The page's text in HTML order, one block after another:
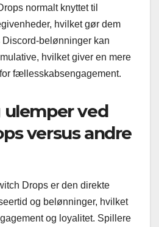
normalt knyttet til
hvilket gør dem
belønninger kan
hvilket giver en mere
fællesskabsengagement.
ulemper ved
versus andre
Drops er den direkte
og belønninger, hvilket
og loyalitet. Spillere